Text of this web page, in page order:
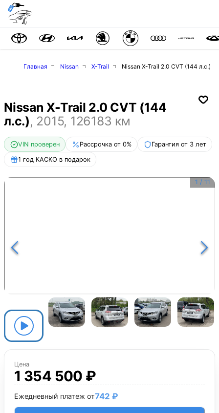
Главная Nissan X-Trail Nissan X-Trail 2.0 CVT (144 л.с.)
Nissan X-Trail 2.0 CVT (144
л.с.), 2015, 126183 км
VIN проверен Рассрочка от 0% Гарантия от 3 лет
1 год КАСКО в подарок
1 / 11
Цена
1 354 500 ₽
Ежедневный платеж от742 ₽